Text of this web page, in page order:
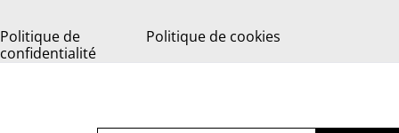
Politique de
confidentialité
Politique de cookies